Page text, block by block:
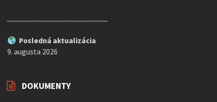
Posledná aktualizácia
9. augusta 2026
DOKUMENTY